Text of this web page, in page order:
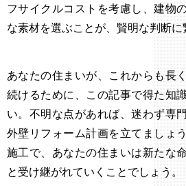
フサイクルコストを考慮し、建物
な素材を選ぶことが、賢明な判断に
あなたの住まいが、これからも長
続けるために、この記事で得た知
い。不明な点があれば、迷わず専
外壁リフォーム計画を立てましょ
施工で、あなたの住まいは新たな
と受け継がれていくことでしょう。